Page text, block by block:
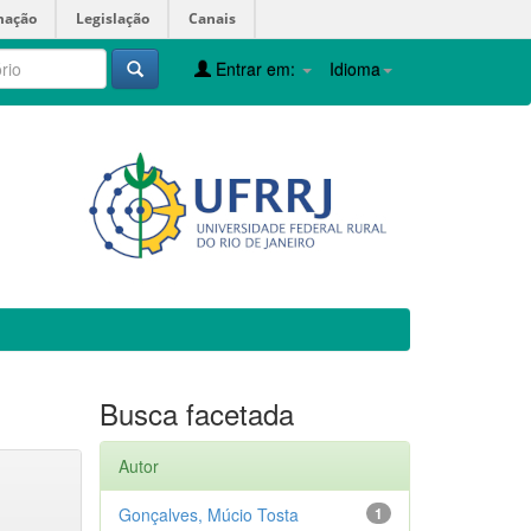
Legislação Canais
Idioma
Entrar em:
Busca facetada
Autor
1
Gonçalves, Múcio Tosta